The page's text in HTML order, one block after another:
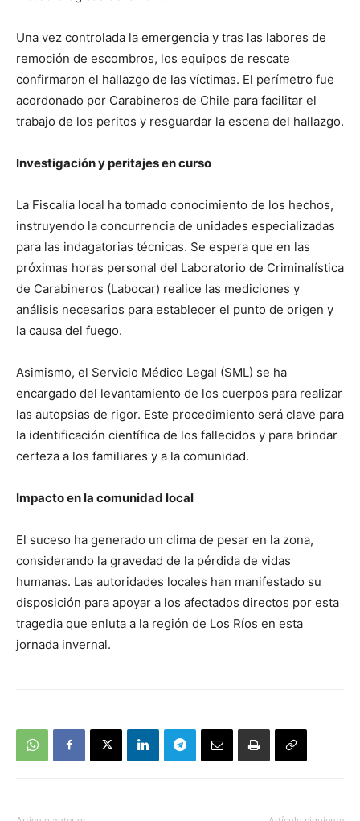
Una vez controlada la emergencia y tras las labores de
remoción de escombros, los equipos de rescate
confirmaron el hallazgo de las víctimas. El perímetro fue
acordonado por Carabineros de Chile para facilitar el
trabajo de los peritos y resguardar la escena del hallazgo.
Investigación y peritajes en curso
La Fiscalía local ha tomado conocimiento de los hechos,
instruyendo la concurrencia de unidades especializadas
para las indagatorias técnicas. Se espera que en las
próximas horas personal del Laboratorio de Criminalística
de Carabineros (Labocar) realice las mediciones y
análisis necesarios para establecer el punto de origen y
la causa del fuego.
Asimismo, el Servicio Médico Legal (SML) se ha
encargado del levantamiento de los cuerpos para realizar
las autopsias de rigor. Este procedimiento será clave para
la identificación científica de los fallecidos y para brindar
certeza a los familiares y a la comunidad.
Impacto en la comunidad local
El suceso ha generado un clima de pesar en la zona,
considerando la gravedad de la pérdida de vidas
humanas. Las autoridades locales han manifestado su
disposición para apoyar a los afectados directos por esta
tragedia que enluta a la región de Los Ríos en esta
jornada invernal.